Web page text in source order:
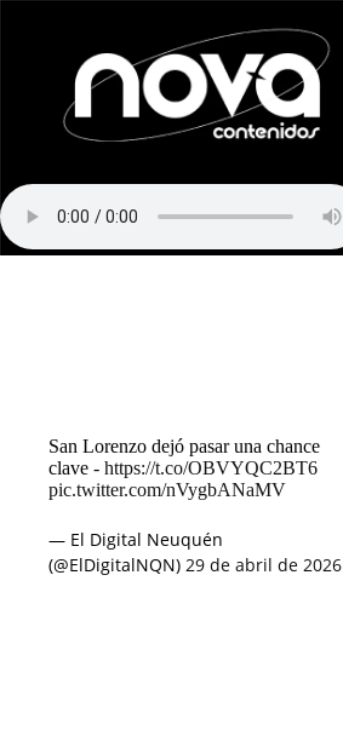
San Lorenzo dejó pasar una chance
clave - https://t.co/OBVYQC2BT6
pic.twitter.com/nVygbANaMV
— El Digital Neuquén
(@ElDigitalNQN) 29 de abril de 2026